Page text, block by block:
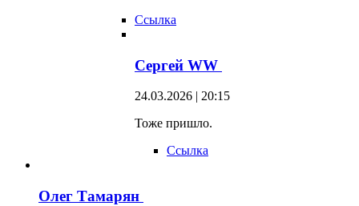
Ссылка
Сергей WW
24.03.2026 | 20:15
Тоже пришло.
Ссылка
Олег Тамарян